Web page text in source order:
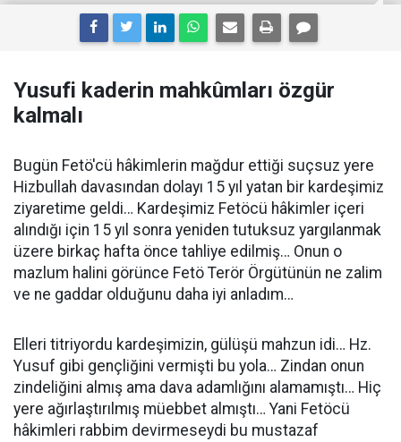
Yusufi kaderin mahkûmları özgür
kalmalı
Bugün Fetö'cü hâkimlerin mağdur ettiği suçsuz yere
Hizbullah davasından dolayı 15 yıl yatan bir kardeşimiz
ziyaretime geldi… Kardeşimiz Fetöcü hâkimler içeri
alındığı için 15 yıl sonra yeniden tutuksuz yargılanmak
üzere birkaç hafta önce tahliye edilmiş… Onun o
mazlum halini görünce Fetö Terör Örgütünün ne zalim
ve ne gaddar olduğunu daha iyi anladım…
Elleri titriyordu kardeşimizin, gülüşü mahzun idi… Hz.
Yusuf gibi gençliğini vermişti bu yola… Zindan onun
zindeliğini almış ama dava adamlığını alamamıştı… Hiç
yere ağırlaştırılmış müebbet almıştı… Yani Fetöcü
hâkimleri rabbim devirmeseydi bu mustazaf